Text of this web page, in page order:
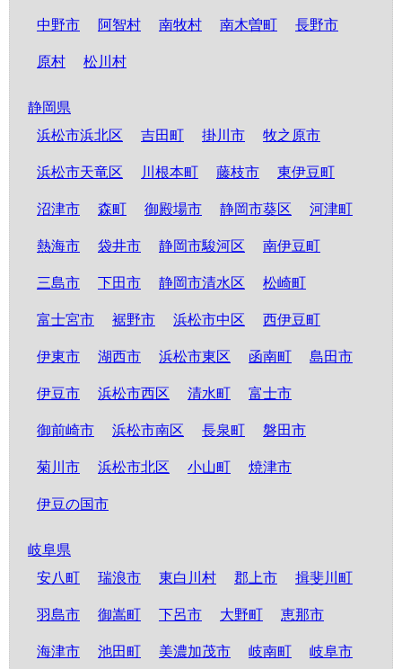
中野市 阿智村 南牧村 南木曽町 長野市
原村 松川村
静岡県
浜松市浜北区
吉田町 掛川市 牧之原市
浜松市天竜区 川根本町 藤枝市 東伊豆町
沼津市 森町 御殿場市 静岡市葵区 河津町
熱海市 袋井市 静岡市駿河区 南伊豆町
三島市 下田市 静岡市清水区 松崎町
富士宮市 裾野市 浜松市中区 西伊豆町
伊東市 湖西市 浜松市東区 函南町 島田市
伊豆市 浜松市西区 清水町 富士市
御前崎市 浜松市南区 長泉町 磐田市
菊川市 浜松市北区 小山町 焼津市
伊豆の国市
岐阜県
安八町
瑞浪市 東白川村 郡上市 揖斐川町
羽島市 御嵩町 下呂市 大野町 恵那市
海津市 池田町 美濃加茂市 岐南町 岐阜市